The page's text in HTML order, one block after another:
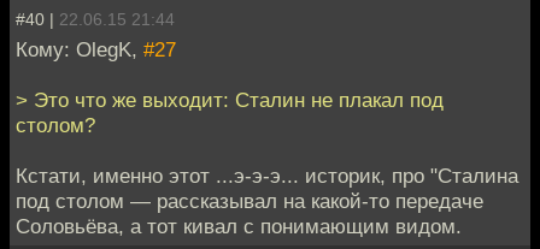
#40 | 22.06.15 21:44
Кому: OlegK, #27
> Это что же выходит: Сталин не плакал под
столом?
Кстати, именно этот ...э-э-э... историк, про "Сталина
под столом — рассказывал на какой-то передаче
Соловьёва, а тот кивал с понимающим видом.